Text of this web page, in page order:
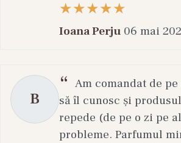
rutina zilnică într-un ritual de
Ioana Perju 06 mai
B
Am comandat de
să îl cunosc și
repede (de pe o zi pe
probleme. Parfumul